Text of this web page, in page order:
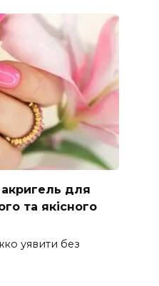
акригель для
та якісного
уявити без